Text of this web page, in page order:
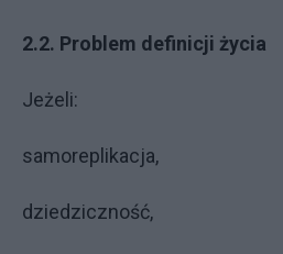
2.2. Problem definicji życia
Jeżeli:
samoreplikacja,
dziedziczność,